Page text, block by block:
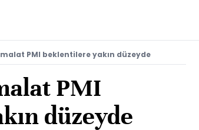
PMI beklentilere yakın düzeyde
PMI
düzeyde